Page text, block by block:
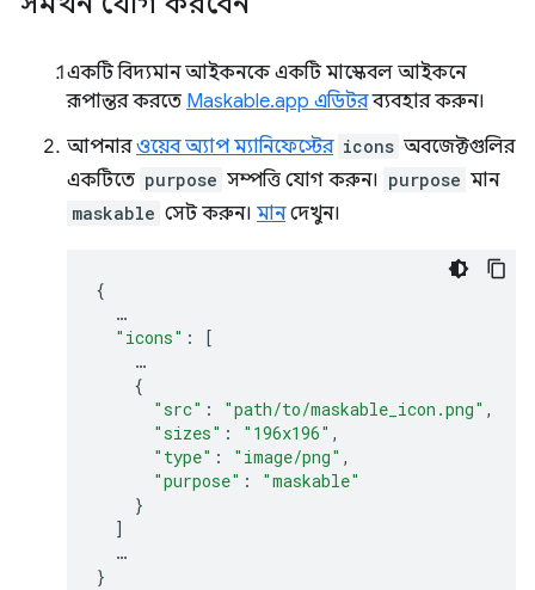
একটি বিদ্যমান আইকনকে একটি মাস্কেবল আইকনে
রূপান্তর করতে Maskable.app এডিটরব্যবহার করুন।
আপনারওয়েব অ্যাপ ম্যানিফেস্টের icons অবজেক্টগুলির
একটিতে purpose সম্পত্তি যোগ করুন। purpose মান
maskable সেট করুন। মানদেখুন।
{
…
"icons" :
[
…
{
"src" : "path/to/maskable_icon.png" ,
"sizes" : "196x196" ,
"type" : "image/png" ,
"purpose" :
"maskable"
}
]
…
}